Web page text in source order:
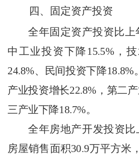
四、固定资产投资
全年固定资产投资比上
中工业投资下降 15.5% ，
24.8%、民间投资下降18.8%
产业投资增长22.8% ，第二
三产业下降18.7%。
全年房地产开发投资比
房屋销售面积30.9万平方米